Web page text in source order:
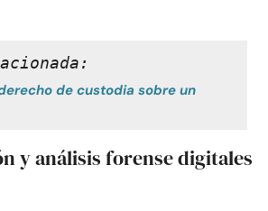
de custodia sobre un
y análisis forense digitales